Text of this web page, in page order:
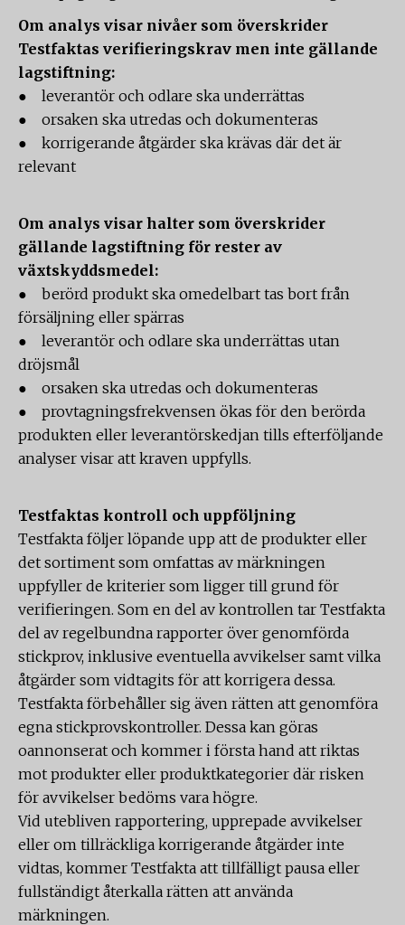
Om analys visar nivåer som överskrider
Testfaktas verifieringskrav men inte gällande
lagstiftning:
● leverantör och odlare ska underrättas
● orsaken ska utredas och dokumenteras
● korrigerande åtgärder ska krävas där det är
relevant
Om analys visar halter som överskrider
gällande lagstiftning för rester av
växtskyddsmedel:
● berörd produkt ska omedelbart tas bort från
försäljning eller spärras
● leverantör och odlare ska underrättas utan
dröjsmål
● orsaken ska utredas och dokumenteras
● provtagningsfrekvensen ökas för den berörda
produkten eller leverantörskedjan tills efterföljande
analyser visar att kraven uppfylls.
Testfaktas kontroll och uppföljning
Testfakta följer löpande upp att de produkter eller
det sortiment som omfattas av märkningen
uppfyller de kriterier som ligger till grund för
verifieringen. Som en del av kontrollen tar Testfakta
del av regelbundna rapporter över genomförda
stickprov, inklusive eventuella avvikelser samt vilka
åtgärder som vidtagits för att korrigera dessa.
Testfakta förbehåller sig även rätten att genomföra
egna stickprovskontroller. Dessa kan göras
oannonserat och kommer i första hand att riktas
mot produkter eller produktkategorier där risken
för avvikelser bedöms vara högre.
Vid utebliven rapportering, upprepade avvikelser
eller om tillräckliga korrigerande åtgärder inte
vidtas, kommer Testfakta att tillfälligt pausa eller
fullständigt återkalla rätten att använda
märkningen.